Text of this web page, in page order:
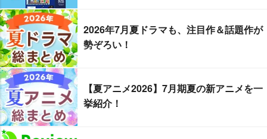
2026年7月夏ドラマも、注目作＆話題作が
勢ぞろい！
【夏アニメ2026】7月期夏の新アニメを一
挙紹介！